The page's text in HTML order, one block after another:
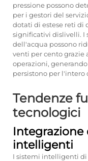
pressione possono
per i gestori del
dotati di estese reti di
significativi dislivelli.
dell'acqua possono
venti per cento
operazioni,
persistono per l'intero
Tendenze
tecnologici
Integrazione
intelligenti
I sistemi intelligenti